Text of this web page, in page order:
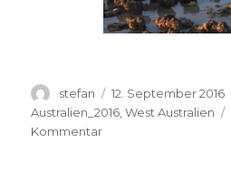
Autor
stefan
Veröffentlicht
am
12. September 2016
Australien_2016 ,West Australien
Kommentarzu